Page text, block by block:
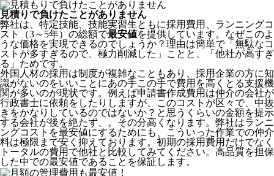
見積りで負けたことがありません
弊社は、特定技能、技能実習生ともに採用費用、ランニングコ
スト（3～5年）の総額で最安値を提供しています。なぜこのよ
うな価格を実現できるのでしょうか？理由は簡単で「無駄なコ
ストが多すぎるので、極力削減した」ことと、
「他社が高すぎ
る」 ためです。
外国人材の採用は制度が複雑なこともあり、採用企業の方に知
識がないのをいいことにあの手この手で費用を高くとる支援機
関が多いのが現状です。例えば申請書作成費用は仲介の会社が
行政書士に依頼をしたりしますが、このコストが区々で、中抜
きをかなりしているのではないか？と思うくらいの金額を提示
する会社が後を絶たず、。その分高くなります。弊社はランニ
ングコストを最安値にするためにも、こういった作業での仲介
料は極限まで安く抑えております。 初期の採用費用だけでなく
トータルの費用で他社と比較してみてください。 高品質を担保
した中での最安値であることを保証します。